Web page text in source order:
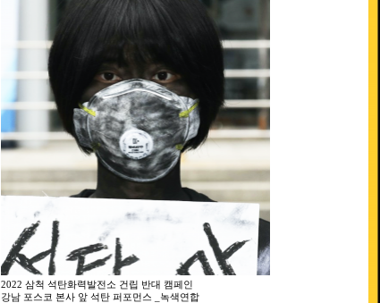
2022 삼척 석탄화력발전소 건립 반대 캠페인
강남 포스코 본사 앞 석탄 퍼포먼스 _녹색연합